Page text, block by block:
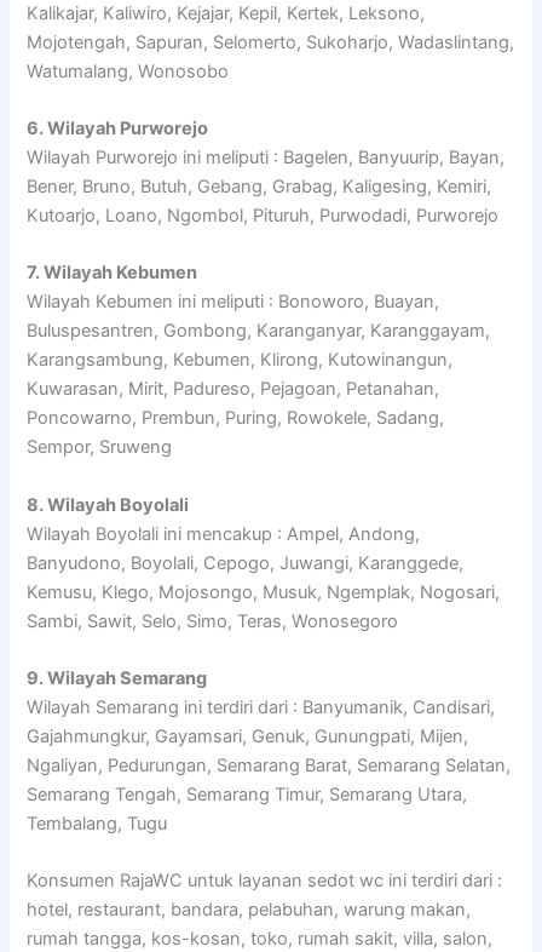
Kalikajar, Kaliwiro, Kejajar, Kepil, Kertek, Leksono,
Mojotengah, Sapuran, Selomerto, Sukoharjo, Wadaslintang,
Watumalang, Wonosobo
6. Wilayah Purworejo
Wilayah Purworejo ini meliputi : Bagelen, Banyuurip, Bayan,
Bener, Bruno, Butuh, Gebang, Grabag, Kaligesing, Kemiri,
Kutoarjo, Loano, Ngombol, Pituruh, Purwodadi, Purworejo
7. Wilayah Kebumen
Wilayah Kebumen ini meliputi : Bonoworo, Buayan,
Buluspesantren, Gombong, Karanganyar, Karanggayam,
Karangsambung, Kebumen, Klirong, Kutowinangun,
Kuwarasan, Mirit, Padureso, Pejagoan, Petanahan,
Poncowarno, Prembun, Puring, Rowokele, Sadang,
Sempor, Sruweng
8. Wilayah Boyolali
Wilayah Boyolali ini mencakup : Ampel, Andong,
Banyudono, Boyolali, Cepogo, Juwangi, Karanggede,
Kemusu, Klego, Mojosongo, Musuk, Ngemplak, Nogosari,
Sambi, Sawit, Selo, Simo, Teras, Wonosegoro
9. Wilayah Semarang
Wilayah Semarang ini terdiri dari : Banyumanik, Candisari,
Gajahmungkur, Gayamsari, Genuk, Gunungpati, Mijen,
Ngaliyan, Pedurungan, Semarang Barat, Semarang Selatan,
Semarang Tengah, Semarang Timur, Semarang Utara,
Tembalang, Tugu
Konsumen RajaWC untuk layanan sedot wc ini terdiri dari :
hotel, restaurant, bandara, pelabuhan, warung makan,
rumah tangga, kos-kosan, toko, rumah sakit, villa, salon,